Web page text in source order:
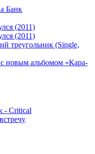
Банк
(2011)
(2011)
треугольник (Single,
новым альбомом «Кара-
- Critical